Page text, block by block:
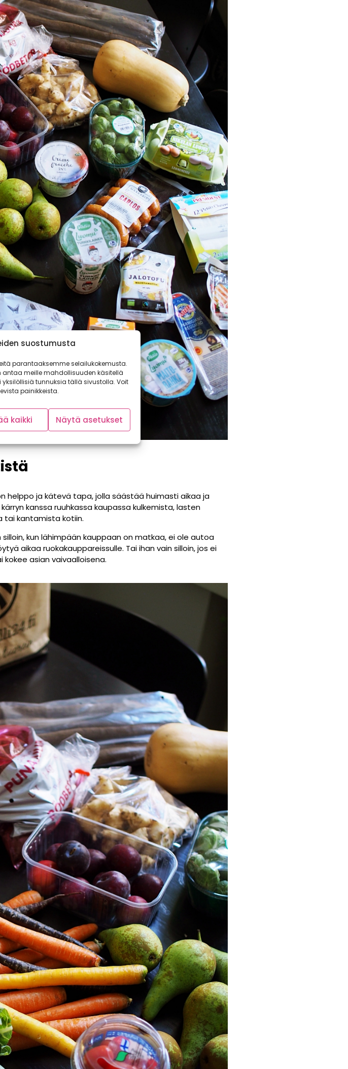
suostumusta
parantaaksemme selailukokemusta.
meille mahdollisuuden käsitellä
tunnuksia tällä sivustolla. Voit
painikkeista.
kaikki Näytä asetukset
helppo ja kätevä tapa, jolla säästää huimasti aikaa ja
kanssa ruuhkassa kaupassa kulkemista, lasten
tai kantamista kotiin.
kun lähimpään kauppaan on matkaa, ei ole autoa
aikaa ruokakauppareissulle. Tai ihan vain silloin, jos ei
asian vaivaalloisena.